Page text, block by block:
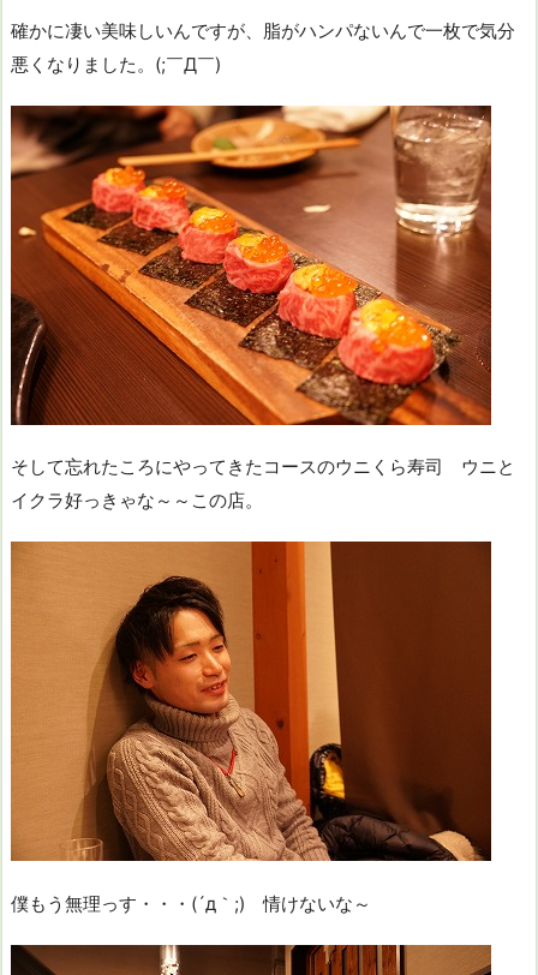
確かに凄い美味しいんですが、脂がハンパないんで一枚で気分
悪くなりました。(;￣Д￣)
そして忘れたころにやってきたコースのウニくら寿司 ウニと
イクラ好っきゃな～～この店。
僕もう無理っす・・・(´д｀;) 情けないな～